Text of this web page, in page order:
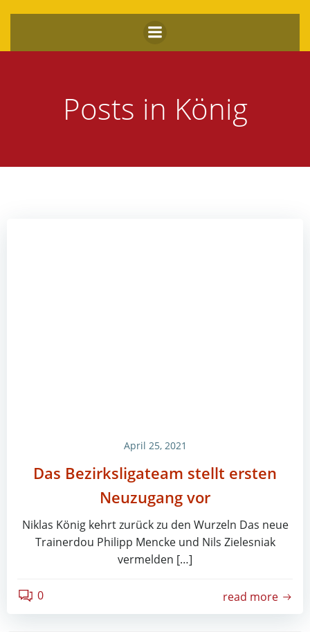
Inhalt
springen
Posts in König
April 25, 2021
Das Bezirksligateam stellt ersten
Neuzugang vor
Niklas König kehrt zurück zu den Wurzeln Das neue
Trainerdou Philipp Mencke und Nils Zielesniak
vermelden […]
0 read more